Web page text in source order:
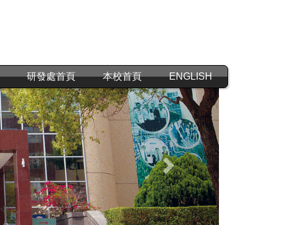
研發處首頁 本校首頁 ENGLISH
Next